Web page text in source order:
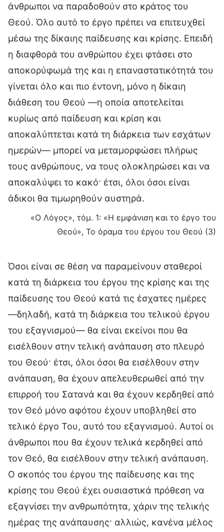
άνθρωποι να παραδοθούν στο κράτος του
Θεού. Όλο αυτό το έργο πρέπει να επιτευχθεί
μέσω της δίκαιης παίδευσης και κρίσης. Επειδή
η διαφθορά του ανθρώπου έχει φτάσει στο
αποκορύφωμά της και η επαναστατικότητά του
γίνεται όλο και πιο έντονη, μόνο η δίκαιη
διάθεση του Θεού —η οποία αποτελείται
κυρίως από παίδευση και κρίση και
αποκαλύπτεται κατά τη διάρκεια των εσχάτων
ημερών— μπορεί να μεταμορφώσει πλήρως
τους ανθρώπους, να τους ολοκληρώσει και να
αποκαλύψει το κακό· έτσι, όλοι όσοι είναι
άδικοι θα τιμωρηθούν αυστηρά.
«Ο Λόγος», τόμ. 1: «Η εμφάνιση και το έργο του
Θεού», Το όραμα του έργου του Θεού (3)
Όσοι είναι σε θέση να παραμείνουν σταθεροί
κατά τη διάρκεια του έργου της κρίσης και της
παίδευσης του Θεού κατά τις έσχατες ημέρες
—δηλαδή, κατά τη διάρκεια του τελικού έργου
του εξαγνισμού— θα είναι εκείνοι που θα
εισέλθουν στην τελική ανάπαυση στο πλευρό
του Θεού· έτσι, όλοι όσοι θα εισέλθουν στην
ανάπαυση, θα έχουν απελευθερωθεί από την
επιρροή του Σατανά και θα έχουν κερδηθεί από
τον Θεό μόνο αφότου έχουν υποβληθεί στο
τελικό έργο Του, αυτό του εξαγνισμού. Αυτοί οι
άνθρωποι που θα έχουν τελικά κερδηθεί από
τον Θεό, θα εισέλθουν στην τελική ανάπαυση.
Ο σκοπός του έργου της παίδευσης και της
κρίσης του Θεού έχει ουσιαστικά πρόθεση να
εξαγνίσει την ανθρωπότητα, χάριν της τελικής
ημέρας της ανάπαυσης· αλλιώς, κανένα μέλος